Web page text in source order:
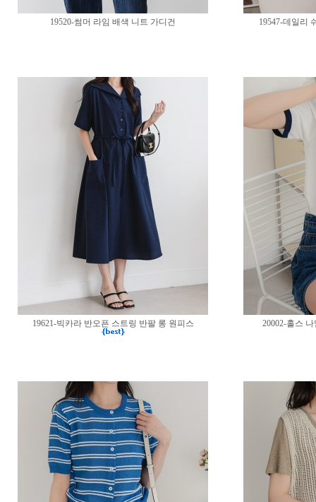
19520-썸머 라임 배색 니트 가디건 19547-데일리
19621-빅카라 반오픈 스트링 반팔 롱 원피스 20002-홀스